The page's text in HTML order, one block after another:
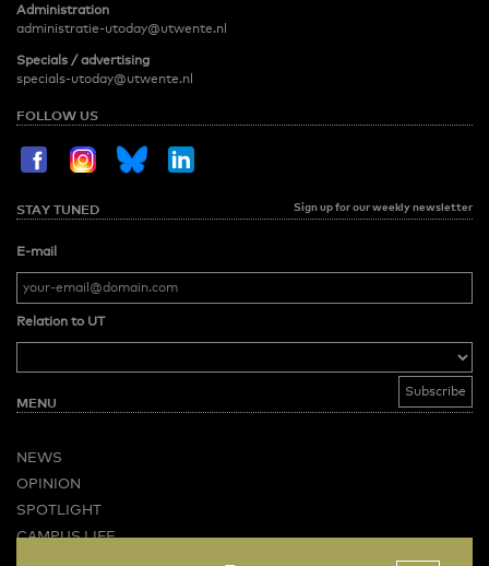
Administration
administratie-utoday@utwente.nl
Specials / advertising
specials-utoday@utwente.nl
FOLLOW US
STAY TUNED Sign up for our weekly newsletter
E-mail
Relation to UT
MENU
NEWS
OPINION
SPOTLIGHT
CAMPUS LIFE